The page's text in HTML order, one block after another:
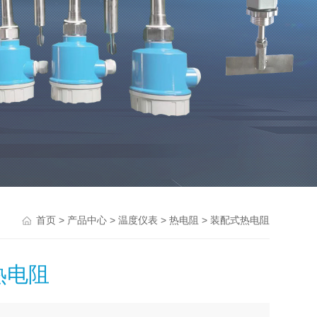
首页> 产品中心> 温度仪表 > 热电阻 > 装配式热电阻
阻